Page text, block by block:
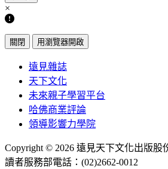
×
關閉 用瀏覽器開啟
遠見雜誌
天下文化
未來親子學習平台
哈佛商業評論
領導影響力學院
Copyright © 2026 遠見天下文化出版股
讀者服務部電話：(02)2662-0012